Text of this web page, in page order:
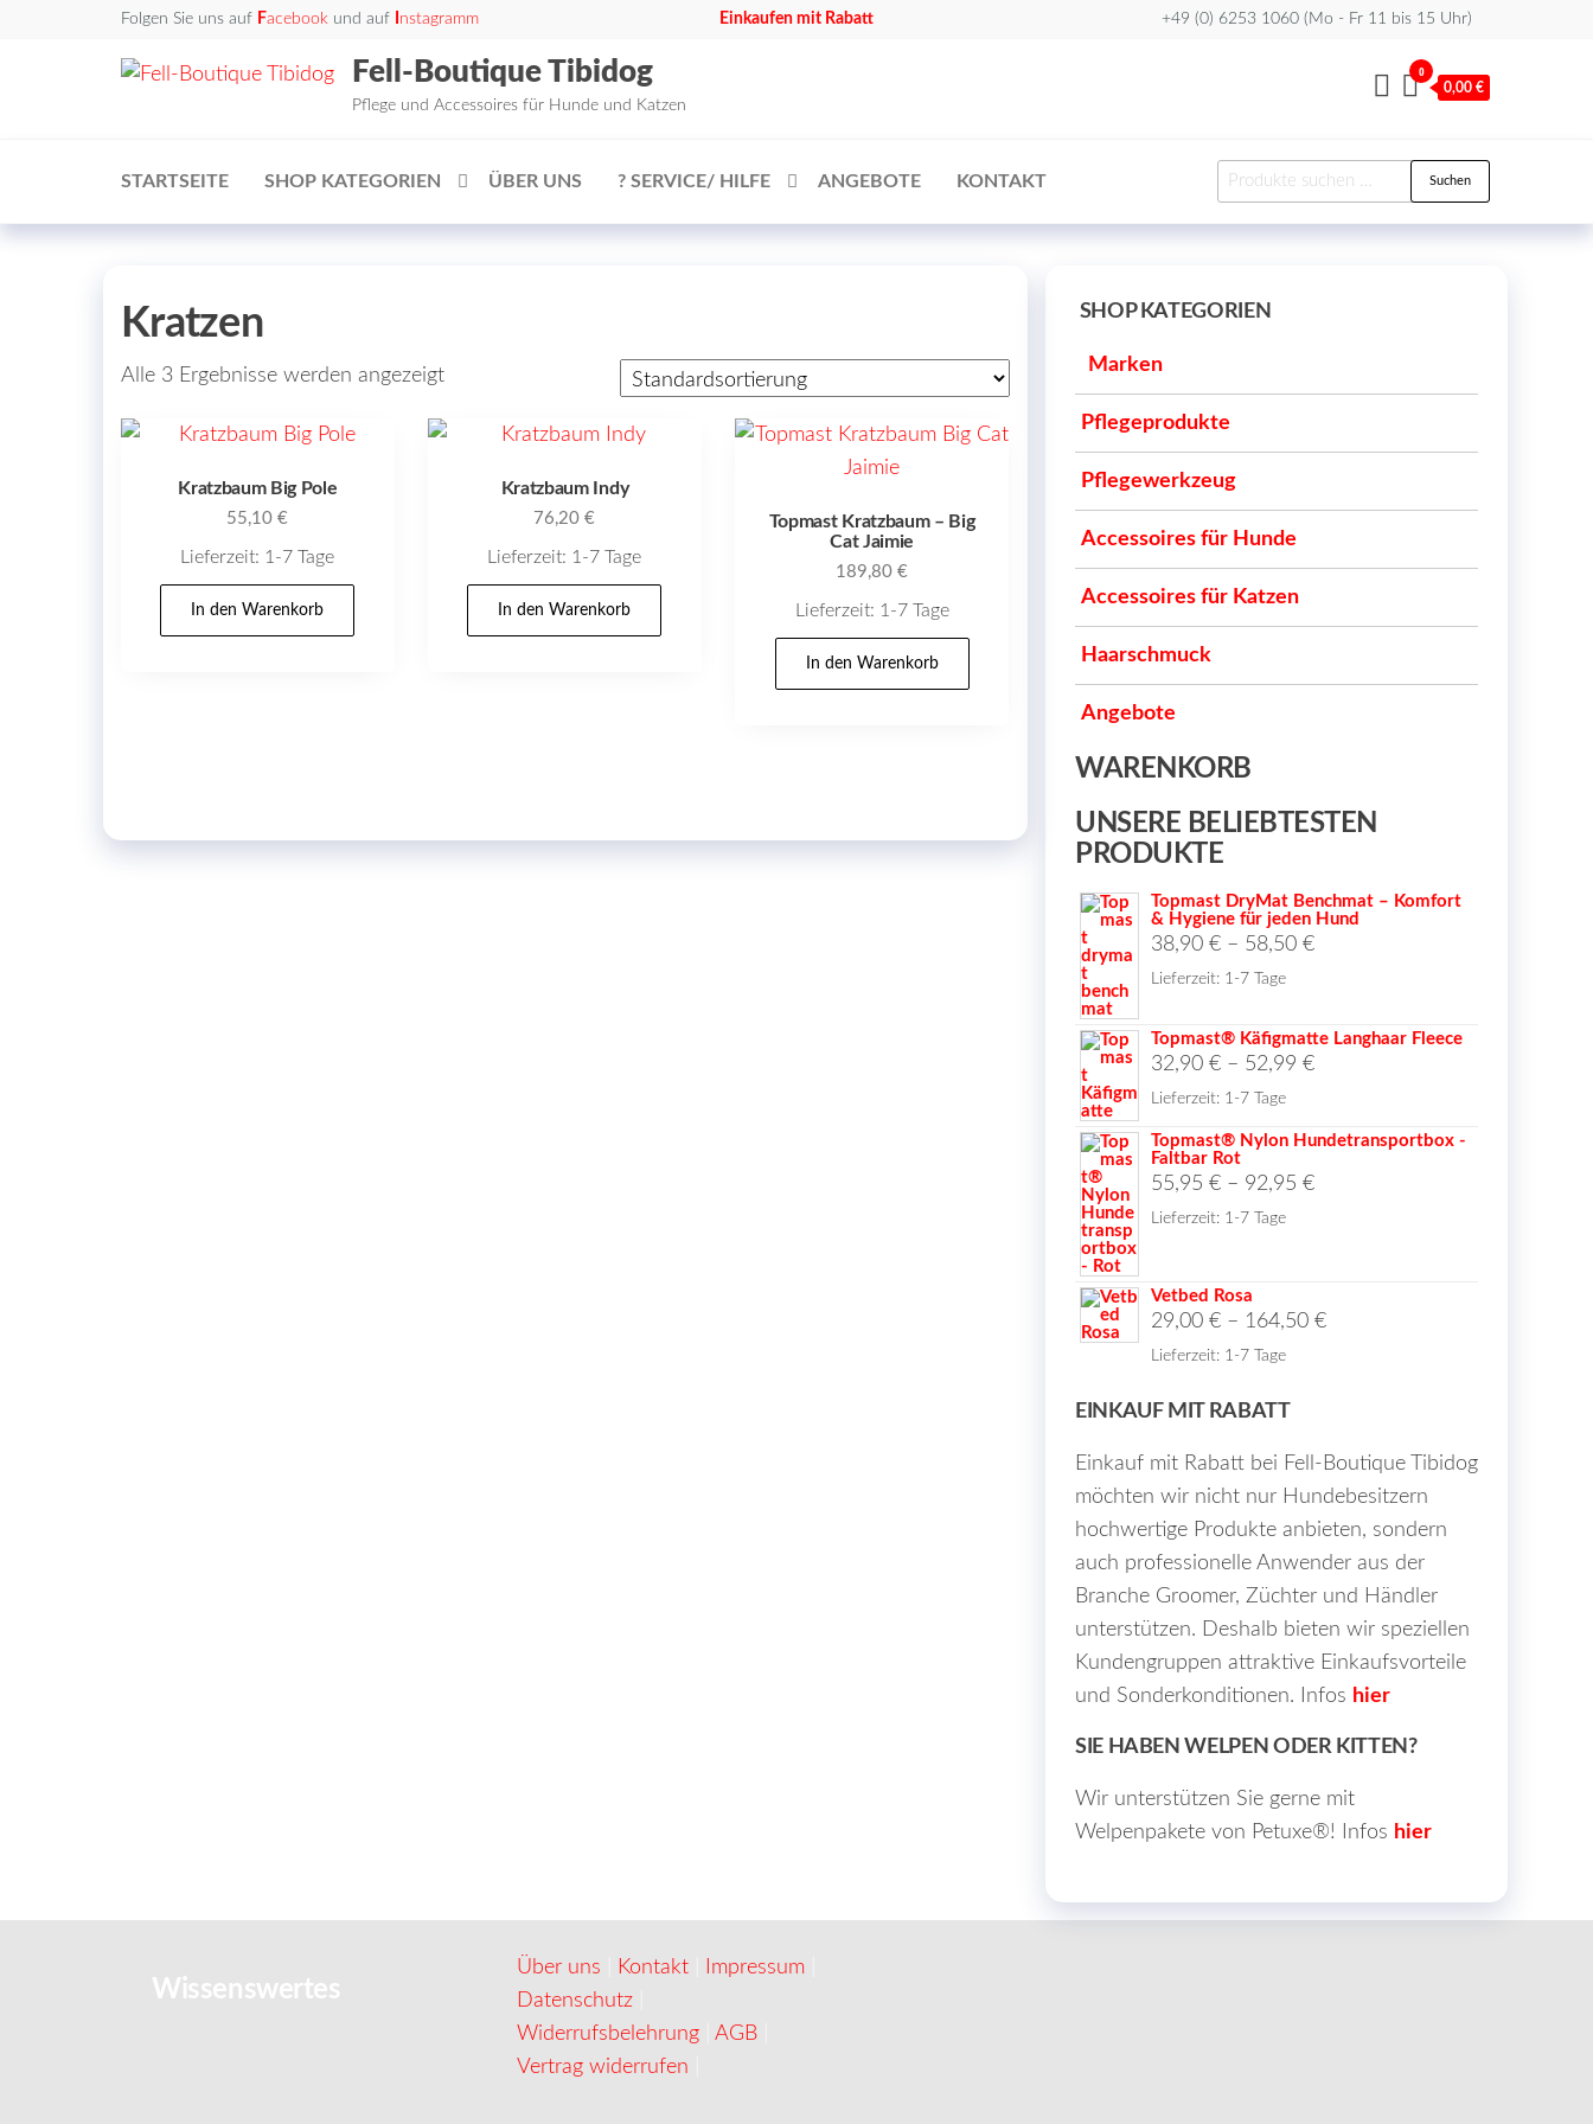
Folgen Sie uns auf Facebook und auf nstagramm Einkaufen mit Rabatt +49 (0) 6253 1060 (Mo - Fr 11 bis 15 Uhr)
Fell-Boutique Tibidog
Pflege und Accessoires für Hunde und Katzen
0
0,00 €
STARTSEITE SHOP KATEGORIEN ÜBER UNS ? SERVICE/ HILFE ANGEBOTE KONTAKT
Suchen
nach:
Suchen
Kratzen
Alle 3 Ergebnisse werden angezeigt
Kratzbaum Big Pole
55,10€
Lieferzeit: 1-7 Tage
In den Warenkorb
Kratzbaum Indy
76,20€
Lieferzeit: 1-7 Tage
In den Warenkorb
Topmast Kratzbaum – Big
Cat Jaimie
189,80€
Lieferzeit: 1-7 Tage
In den Warenkorb
SHOP KATEGORIEN
Marken
Pflegeprodukte
Pflegewerkzeug
Accessoires für Hunde
Accessoires für Katzen
Haarschmuck
Angebote
WARENKORB
UNSERE BELIEBTESTEN
PRODUKTE
Topmast DryMat Benchmat – Komfort
& Hygiene für jeden Hund
38,90 € – 58,50 €
Lieferzeit: 1-7 Tage
Topmast® Käfigmatte Langhaar Fleece
32,90 € – 52,99 €
Lieferzeit: 1-7 Tage
Topmast® Nylon Hundetransportbox -
Faltbar Rot
55,95 € – 92,95 €
Lieferzeit: 1-7 Tage
Vetbed Rosa
29,00 € – 164,50 €
Lieferzeit: 1-7 Tage
EINKAUF MIT RABATT
Einkauf mit Rabatt bei Fell-Boutique Tibidog
möchten wir nicht nur Hundebesitzern
hochwertige Produkte anbieten, sondern
auch professionelle Anwender aus der
Branche Groomer, Züchter und Händler
unterstützen. Deshalb bieten wir speziellen
Kundengruppen attraktive Einkaufsvorteile
und Sonderkonditionen. Infos hier
SIE HABEN WELPEN ODER KITTEN?
Wir unterstützen Sie gerne mit
Welpenpakete von Petuxe®! Infos hier
Wissenswertes
Über uns Kontakt Impressum
Datenschutz
Widerrufsbelehrung |AGB
Vertrag widerrufen